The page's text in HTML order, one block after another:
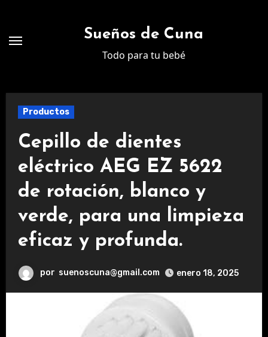
contenido
Sueños de Cuna
Todo para tu bebé
Productos
Cepillo de dientes
eléctrico AEG EZ 5622
de rotación, blanco y
verde, para una limpieza
eficaz y profunda.
por suenoscuna@gmail.com enero 18, 2025